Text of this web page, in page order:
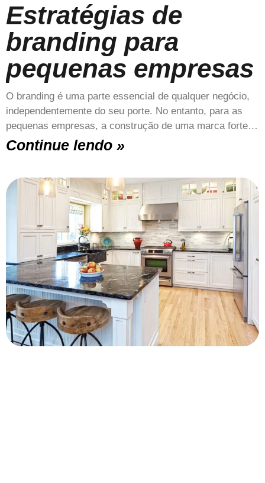
Estratégias de
branding para
pequenas empresas
O branding é uma parte essencial de qualquer negócio,
independentemente do seu porte. No entanto, para as
pequenas empresas, a construção de uma marca forte…
Continue lendo »